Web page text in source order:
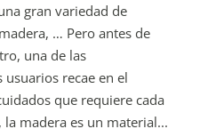
gran variedad de
… Pero antes de
una de las
recae en el
que requiere cada
madera es un material...